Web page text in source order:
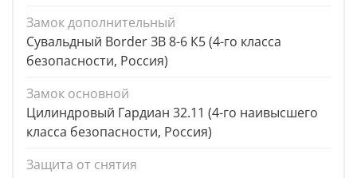
Замок дополнительный
Сувальдный Border ЗВ 8-6 К5 (4-го класса
безопасности, Россия)
Замок основной
Цилиндровый Гардиан 32.11 (4-го наивысшего
класса безопасности, Россия)
Защита от снятия